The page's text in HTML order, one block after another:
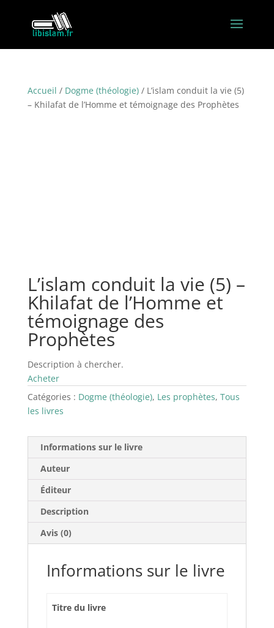
Accueil / Dogme (théologie)/ L’islam conduit la vie (5)
– Khilafat de l’Homme et témoignage des Prophètes
L’islam conduit la vie (5) –
Khilafat de l’Homme et
témoignage des
Prophètes
Description à chercher.
Acheter
Catégories : Dogme (théologie), Les prophètes, Tous
les livres
Informations sur le livre
Auteur
Éditeur
Description
Avis (0)
Informations sur le livre
Titre du livre